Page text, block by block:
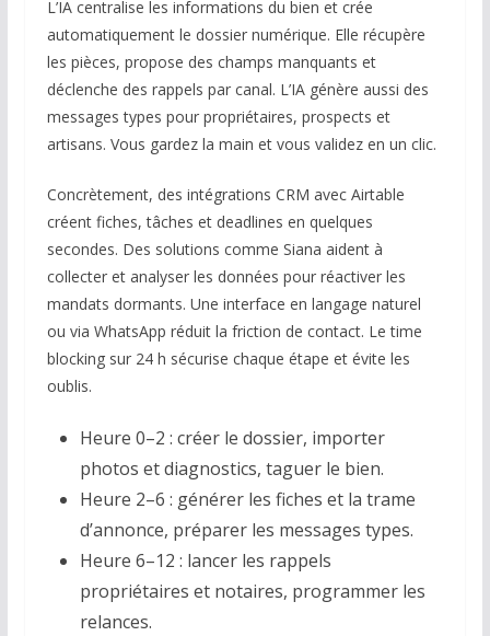
L’IA centralise les informations du bien et crée
automatiquement le dossier numérique. Elle récupère
les pièces, propose des champs manquants et
déclenche des rappels par canal. L’IA génère aussi des
messages types pour propriétaires, prospects et
artisans. Vous gardez la main et vous validez en un clic.
Concrètement, des intégrations CRM avec Airtable
créent fiches, tâches et deadlines en quelques
secondes. Des solutions comme Siana aident à
collecter et analyser les données pour réactiver les
mandats dormants. Une interface en langage naturel
ou via WhatsApp réduit la friction de contact. Le time
blocking sur 24 h sécurise chaque étape et évite les
oublis.
Heure 0–2 : créer le dossier, importer
photos et diagnostics, taguer le bien.
Heure 2–6 : générer les fiches et la trame
d’annonce, préparer les messages types.
Heure 6–12 : lancer les rappels
propriétaires et notaires, programmer les
relances.